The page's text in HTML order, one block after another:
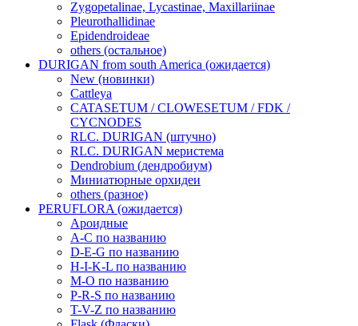
Zygopetalinae, Lycastinae, Maxillariinae
Pleurothallidinae
Epidendroideae
others (остальное)
DURIGAN from south America (ожидается)
New (новинки)
Cattleya
CATASETUM / CLOWESETUM / FDK /
CYCNODES
RLC. DURIGAN (штучно)
RLC. DURIGAN меристема
Dendrobium (дендробиум)
Миниатюрные орхидеи
others (разное)
PERUFLORA (ожидается)
Ароидные
A-C по названию
D-E-G по названию
H-I-K-L по названию
M-O по названию
P-R-S по названию
T-V-Z по названию